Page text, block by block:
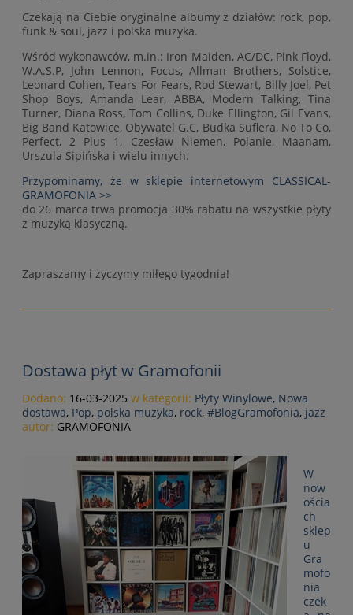
Czekają na Ciebie oryginalne albumy z działów: rock, pop,
funk & soul, jazz i polska muzyka.
Wśród wykonawców, m.in.: Iron Maiden, AC/DC, Pink Floyd,
W.A.S.P, John Lennon, Focus, Allman Brothers, Solstice,
Leonard Cohen, Tears For Fears, Rod Stewart, Billy Joel, Pet
Shop Boys, Amanda Lear, ABBA, Modern Talking, Tina
Turner, Diana Ross, Tom Collins, Duke Ellington, Gil Evans,
Big Band Katowice, Obywatel G.C, Budka Suflera, No To Co,
Perfect, 2 Plus 1, Czesław Niemen, Polanie, Maanam,
Urszula Sipińska i wielu innych.
Przypominamy, że w sklepie internetowym CLASSICAL-
GRAMOFONIA >>
do 26 marca trwa promocja 30% rabatu na wszystkie płyty
z muzyką klasyczną.
Zapraszamy i życzymy miłego tygodnia!
Dostawa płyt w Gramofonii
Dodano: 16-03-2025 w kategorii: Płyty Winylowe, Nowa
dostawa, Pop, polska muzyka, rock, #BlogGramofonia, jazz
autor: GRAMOFONIA
W
now
ościa
ch
sklep
u
Gra
mofo
nia
czek